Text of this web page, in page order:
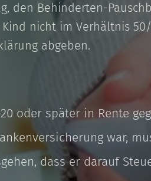
den Behinderten-
Kind nicht im Verhältnis
abgeben.
oder später in Rente
war,
dass er darauf